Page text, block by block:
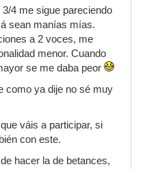
4 me sigue pareciendo
sean manías mías.
a 2 voces, me
menor. Cuando
se me daba peor
como ya dije no sé muy
váis a participar, si
con este.
hacer la de betances,